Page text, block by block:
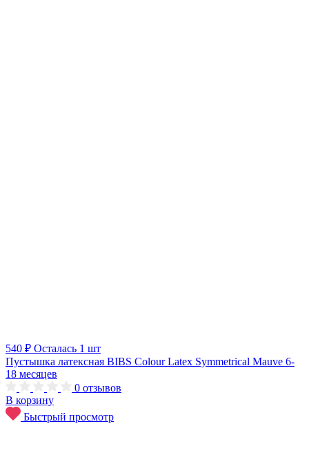
540 ₽ Осталась 1 шт
Пустышка латексная BIBS Colour Latex Symmetrical Mauve 6-
18 месяцев
0 отзывов
В корзину
Быстрый просмотр